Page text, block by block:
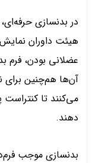
در بدنسازی
هیئت داوران
عضلانی بودن، فرم
آن‌ها هم‌چنین برای
می‌کنند تا کنتراست
دهند.
بدنسازی موجب